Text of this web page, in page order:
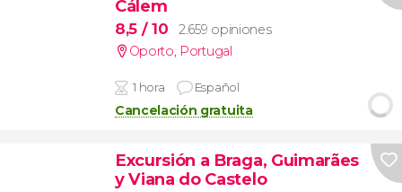
Cálem
8,5 / 10
2.659 opiniones
Oporto, Portugal
1 hora Español
Cancelación gratuita
Excursión a Braga, Guimarães
y Viana do Castelo